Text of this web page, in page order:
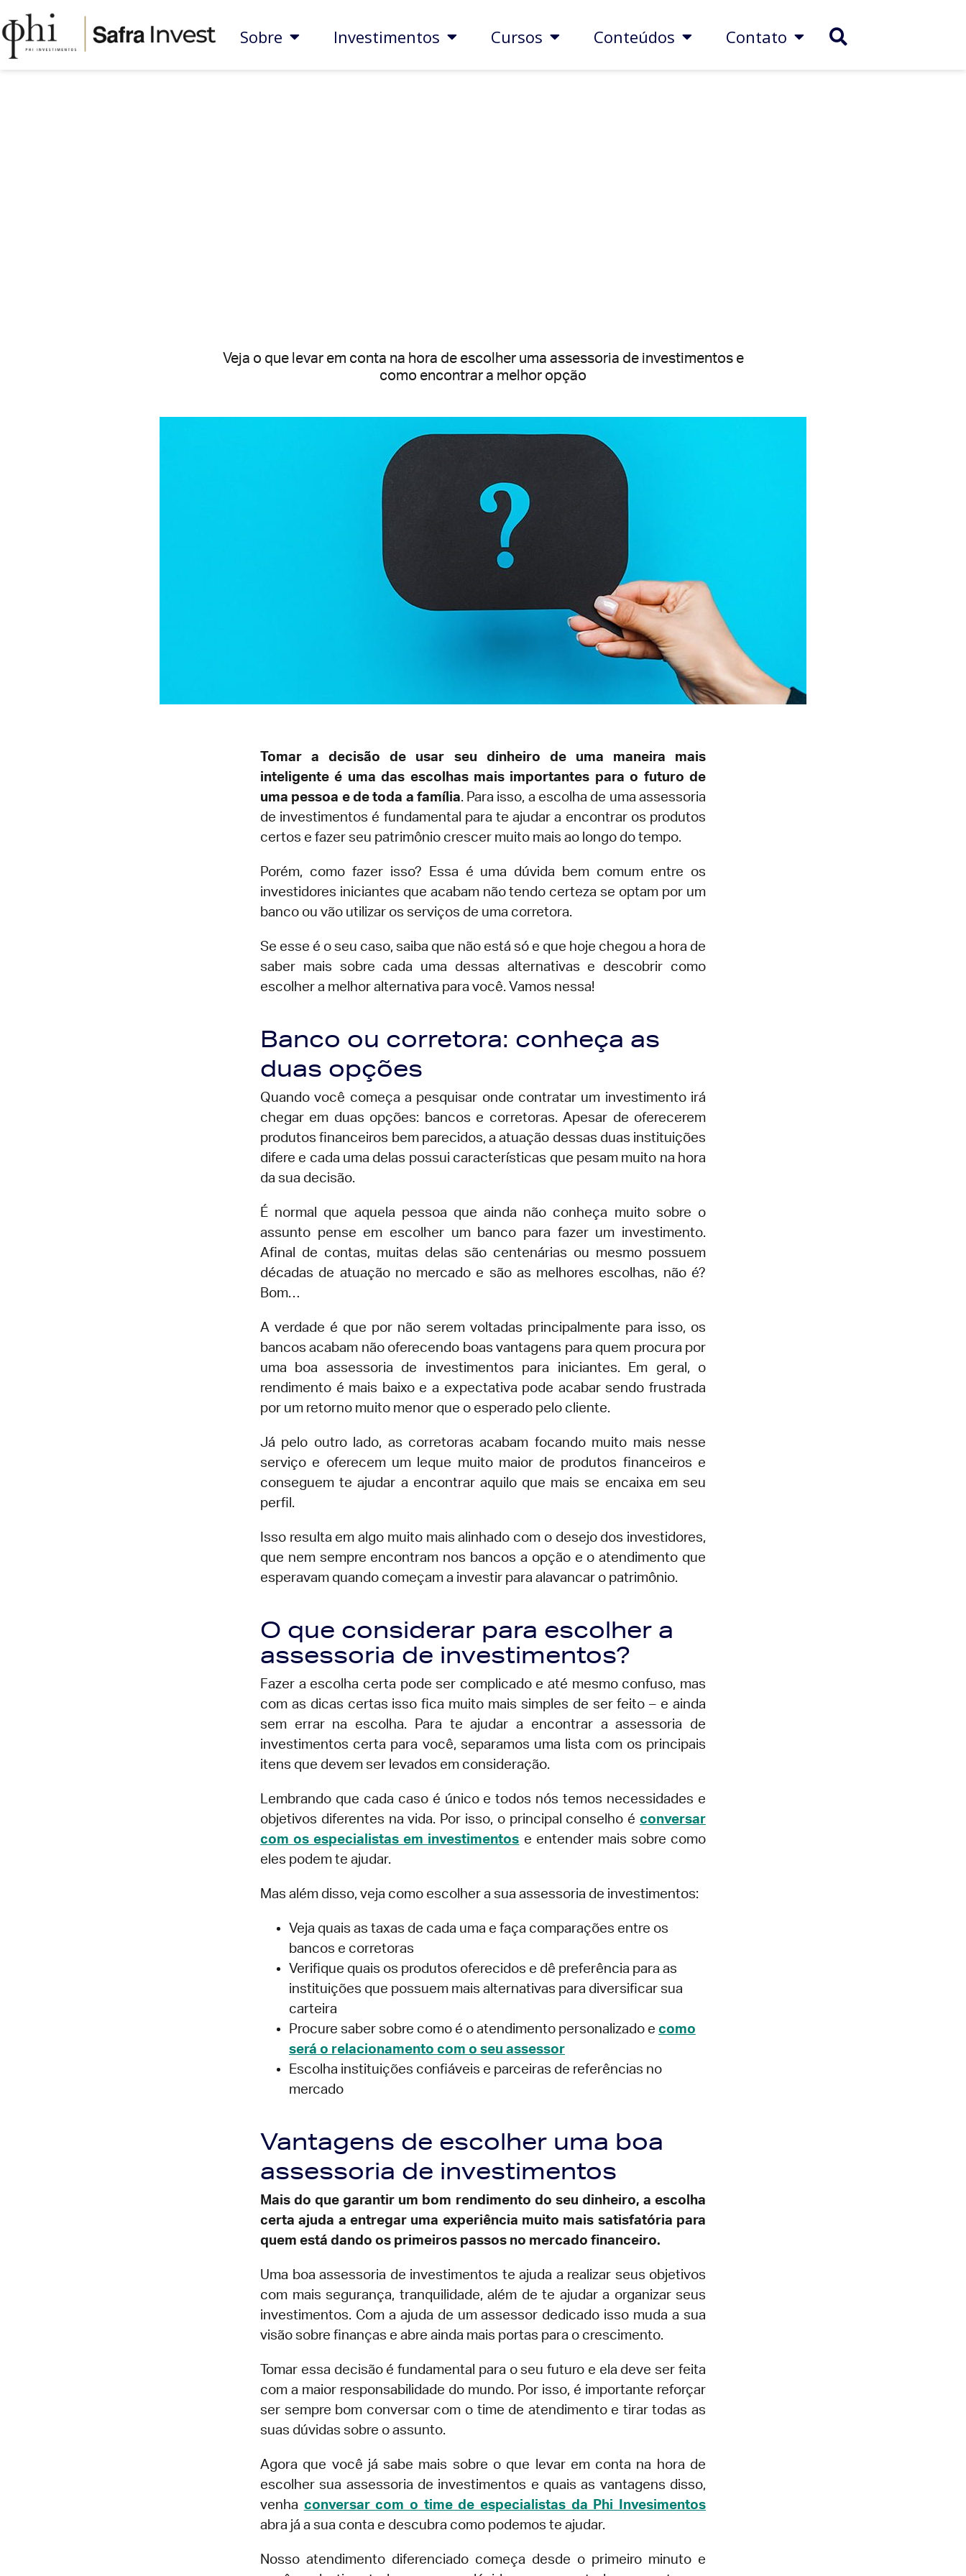
Sobre Investimentos Cursos Conteúdos Contato
Veja o que levar em conta na hora de escolher uma assessoria de investimentos e
como encontrar a melhor opção
Tomar a decisão de usar seu dinheiro de uma maneira mais
inteligente é uma das escolhas mais importantes para o futuro de
uma pessoa e de toda a família. Para isso, a escolha de uma assessoria
de investimentos é fundamental para te ajudar a encontrar os produtos
certos e fazer seu patrimônio crescer muito mais ao longo do tempo.
Porém, como fazer isso? Essa é uma dúvida bem comum entre os
investidores iniciantes que acabam não tendo certeza se optam por um
banco ou vão utilizar os serviços de uma corretora.
Se esse é o seu caso, saiba que não está só e que hoje chegou a hora de
saber mais sobre cada uma dessas alternativas e descobrir como
escolher a melhor alternativa para você. Vamos nessa!
Banco ou corretora: conheça as
duas opções
Quando você começa a pesquisar onde contratar um investimento irá
chegar em duas opções: bancos e corretoras. Apesar de oferecerem
produtos financeiros bem parecidos, a atuação dessas duas instituições
difere e cada uma delas possui características que pesam muito na hora
da sua decisão.
É normal que aquela pessoa que ainda não conheça muito sobre o
assunto pense em escolher um banco para fazer um investimento.
Afinal de contas, muitas delas são centenárias ou mesmo possuem
décadas de atuação no mercado e são as melhores escolhas, não é?
Bom…
A verdade é que por não serem voltadas principalmente para isso, os
bancos acabam não oferecendo boas vantagens para quem procura por
uma boa assessoria de investimentos para iniciantes. Em geral, o
rendimento é mais baixo e a expectativa pode acabar sendo frustrada
por um retorno muito menor que o esperado pelo cliente.
Já pelo outro lado, as corretoras acabam focando muito mais nesse
serviço e oferecem um leque muito maior de produtos financeiros e
conseguem te ajudar a encontrar aquilo que mais se encaixa em seu
perfil.
Isso resulta em algo muito mais alinhado com o desejo dos investidores,
que nem sempre encontram nos bancos a opção e o atendimento que
esperavam quando começam a investir para alavancar o patrimônio.
O que considerar para escolher a
assessoria de investimentos?
Fazer a escolha certa pode ser complicado e até mesmo confuso, mas
com as dicas certas isso fica muito mais simples de ser feito – e ainda
sem errar na escolha. Para te ajudar a encontrar a assessoria de
investimentos certa para você, separamos uma lista com os principais
itens que devem ser levados em consideração.
Lembrando que cada caso é único e todos nós temos necessidades e
objetivos diferentes na vida. Por isso, o principal conselho é conversar
com os especialistas em investimentos e entender mais sobre como
eles podem te ajudar.
Mas além disso, veja como escolher a sua assessoria de investimentos:
Veja quais as taxas de cada uma e faça comparações entre os
bancos e corretoras
Verifique quais os produtos oferecidos e dê preferência para as
instituições que possuem mais alternativas para diversificar sua
carteira
Procure saber sobre como é o atendimento personalizado e como
será o relacionamento com o seu assessor
Escolha instituições confiáveis e parceiras de referências no
mercado
Vantagens de escolher uma boa
assessoria de investimentos
Mais do que garantir um bom rendimento do seu dinheiro, a escolha
certa ajuda a entregar uma experiência muito mais satisfatória para
quem está dando os primeiros passos no mercado financeiro.
Uma boa assessoria de investimentos te ajuda a realizar seus objetivos
com mais segurança, tranquilidade, além de te ajudar a organizar seus
investimentos. Com a ajuda de um assessor dedicado isso muda a sua
visão sobre finanças e abre ainda mais portas para o crescimento.
Tomar essa decisão é fundamental para o seu futuro e ela deve ser feita
com a maior responsabilidade do mundo. Por isso, é importante reforçar
ser sempre bom conversar com o time de atendimento e tirar todas as
suas dúvidas sobre o assunto.
Agora que você já sabe mais sobre o que levar em conta na hora de
escolher sua assessoria de investimentos e quais as vantagens disso,
venha conversar com o time de especialistas da Phi Invesimentos
abra já a sua conta e descubra como podemos te ajudar.
Nosso atendimento diferenciado começa desde o primeiro minuto e